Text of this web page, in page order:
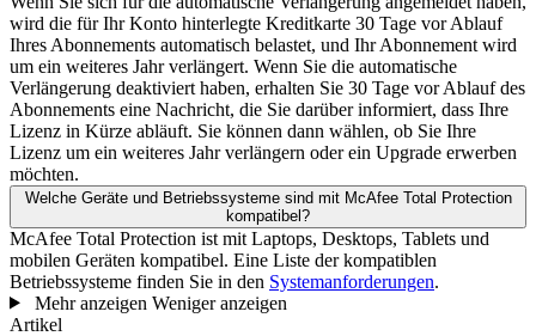
wird die für Ihr Konto hinterlegte Kreditkarte 30 Tage vor Ablauf
Ihres Abonnements automatisch belastet, und Ihr Abonnement wird
um ein weiteres Jahr verlängert. Wenn Sie die automatische
Verlängerung deaktiviert haben, erhalten Sie 30 Tage vor Ablauf des
Abonnements eine Nachricht, die Sie darüber informiert, dass Ihre
Lizenz in Kürze abläuft. Sie können dann wählen, ob Sie Ihre
Lizenz um ein weiteres Jahr verlängern oder ein Upgrade erwerben
möchten.
Welche Geräte und Betriebssysteme sind mit McAfee Total Protection
kompatibel?
McAfee Total Protection ist mit Laptops, Desktops, Tablets und
mobilen Geräten kompatibel. Eine Liste der kompatiblen
Betriebssysteme finden Sie in den Systemanforderungen.
Mehr anzeigen Weniger anzeigen
Artikel